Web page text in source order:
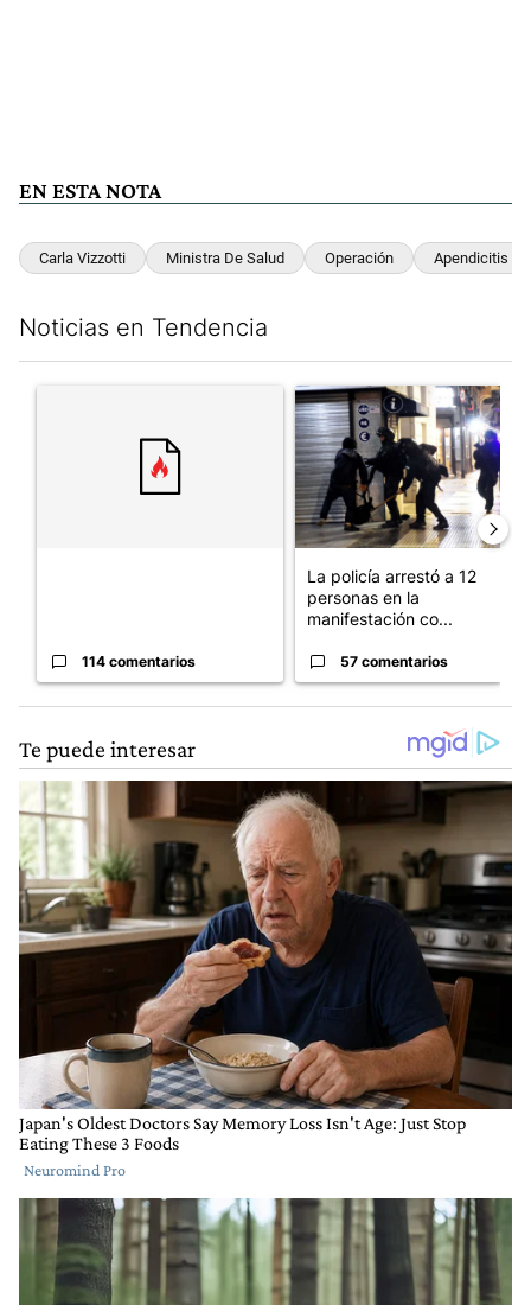
EN ESTA NOTA
Carla Vizzotti Ministra De Salud Operación Apendicitis
Noticias en Tendencia
Un artículo de tendencia con el título "" con 114 comentarios.
114 comentarios
Un artículo de tendencia con
La policía arrestó a 12
personas en la
manifestación co...
57 comentarios